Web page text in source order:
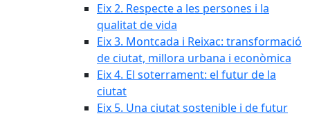
Eix 2. Respecte a les persones i la
qualitat de vida
Eix 3. Montcada i Reixac: transformació
de ciutat, millora urbana i econòmica
Eix 4. El soterrament: el futur de la
ciutat
Eix 5. Una ciutat sostenible i de futur